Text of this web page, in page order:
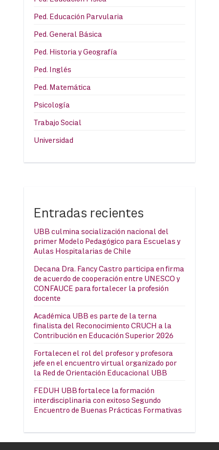
Ped. Educación Parvularia
Ped. General Básica
Ped. Historia y Geografía
Ped. Inglés
Ped. Matemática
Psicología
Trabajo Social
Universidad
Entradas recientes
UBB culmina socialización nacional del
primer Modelo Pedagógico para Escuelas y
Aulas Hospitalarias de Chile
Decana Dra. Fancy Castro participa en firma
de acuerdo de cooperación entre UNESCO y
CONFAUCE para fortalecer la profesión
docente
Académica UBB es parte de la terna
finalista del Reconocimiento CRUCH a la
Contribución en Educación Superior 2026
Fortalecen el rol del profesor y profesora
jefe en el encuentro virtual organizado por
la Red de Orientación Educacional UBB
FEDUH UBB fortalece la formación
interdisciplinaria con exitoso Segundo
Encuentro de Buenas Prácticas Formativas